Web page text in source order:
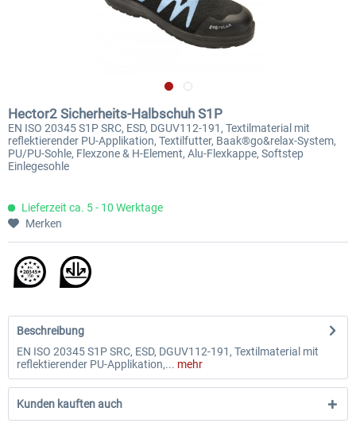
Hector2 Sicherheits-Halbschuh S1P
EN ISO 20345 S1P SRC, ESD, DGUV112-191, Textilmaterial mit
reflektierender PU-Applikation, Textilfutter, Baak®go&relax-System,
PU/PU-Sohle, Flexzone & H-Element, Alu-Flexkappe, Softstep
Einlegesohle
Lieferzeit ca. 5 - 10 Werktage
Merken
Beschreibung
EN ISO 20345 S1P SRC, ESD, DGUV112-191, Textilmaterial mit
reflektierender PU-Applikation,... mehr
Kunden kauften auch